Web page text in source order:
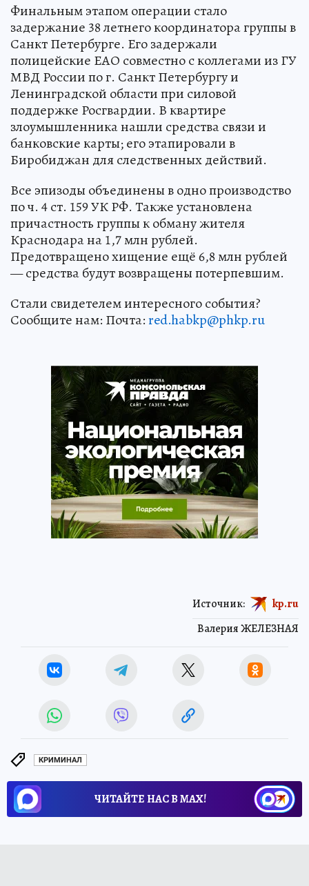
Финальным этапом операции стало
задержание 38 летнего координатора группы в
Санкт Петербурге. Его задержали
полицейские ЕАО совместно с коллегами из ГУ
МВД России по г. Санкт Петербургу и
Ленинградской области при силовой
поддержке Росгвардии. В квартире
злоумышленника нашли средства связи и
банковские карты; его этапировали в
Биробиджан для следственных действий.
Все эпизоды объединены в одно производство
по ч. 4 ст. 159 УК РФ. Также установлена
причастность группы к обману жителя
Краснодара на 1,7 млн рублей.
Предотвращено хищение ещё 6,8 млн рублей
— средства будут возвращены потерпевшим.
Стали свидетелем интересного события?
Сообщите нам: Почта:red.habkp@phkp.ru
Валерия ЖЕЛЕЗНАЯ
Источник: kp.ru
КРИМИНАЛ
ЧИТАЙТЕ НАС В МАХ!